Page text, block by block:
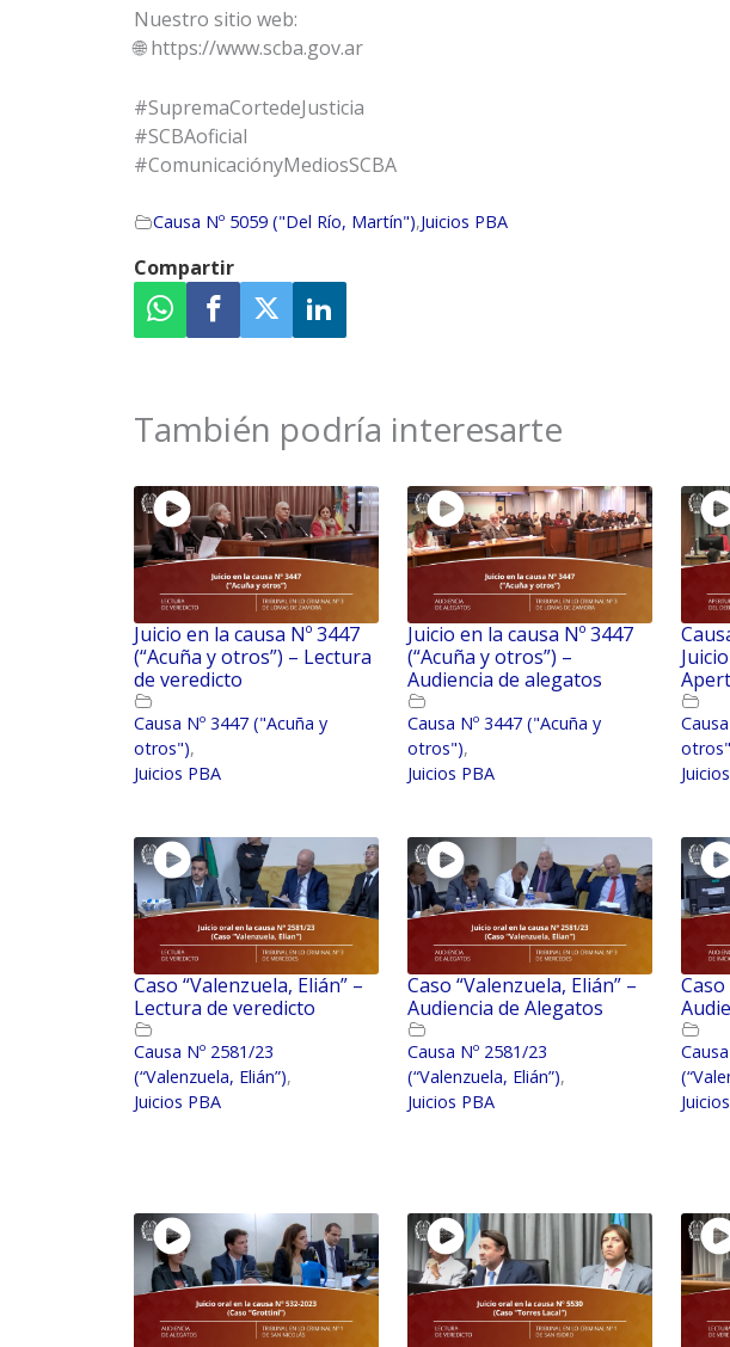
Nuestro sitio web:
🌐 https://www.scba.gov.ar
#SupremaCortedeJusticia
#SCBAoficial
#ComunicaciónyMediosSCBA
Causa Nº 5059 ("Del Río, Martín"),Juicios PBA
Juicio en la causa Nº 3447
(“Acuña y otros”) – Lectura
de veredicto
Causa Nº 3447 ("Acuña y
otros"),
Juicios PBA
Juicio en la causa Nº 3447
(“Acuña y otros”) –
Audiencia de alegatos
Causa Nº 3447 ("Acuña y
otros"),
Juicios PBA
Caso “Valenzuela, Elián” –
Lectura de veredicto
Causa Nº 2581/23
(“Valenzuela, Elián”),
Juicios PBA
Caso “Valenzuela, Elián” –
Audiencia de Alegatos
Causa Nº 2581/23
(“Valenzuela, Elián”),
Juicios PBA
Caso